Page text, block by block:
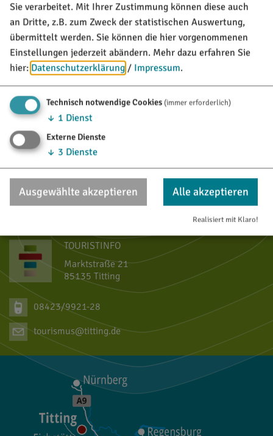
85135 Titting
Tel.: 08423/229
Fax: 08423/987272
vCard GPS:
48°59'43.62''N 11°12'34.48''E
MARKT TITTING
Rathausplatz 1
08423/9921-0
info@titting.de
TOURISTINFO
Marktstraße 21
85135 Titting
08423/9921-28
tourismus@titting.de
Sie verarbeitet. Mit Ihrer Zustimmung können diese auch
an Dritte, z.B. zum Zweck der statistischen Auswertung,
übermittelt werden. Sie können die hier vorgenommenen
Einstellungen jederzeit abändern. Mehr dazu erfahren Sie
hier: Datenschutzerklärung / Impressum.
Technisch notwendige Cookies(immer erforderlich)
↓ 1 Dienst
Externe Dienste
↓ 3 Dienste
Ausgewählte akzeptieren Alle akzeptieren
Realisiert mit Klaro!